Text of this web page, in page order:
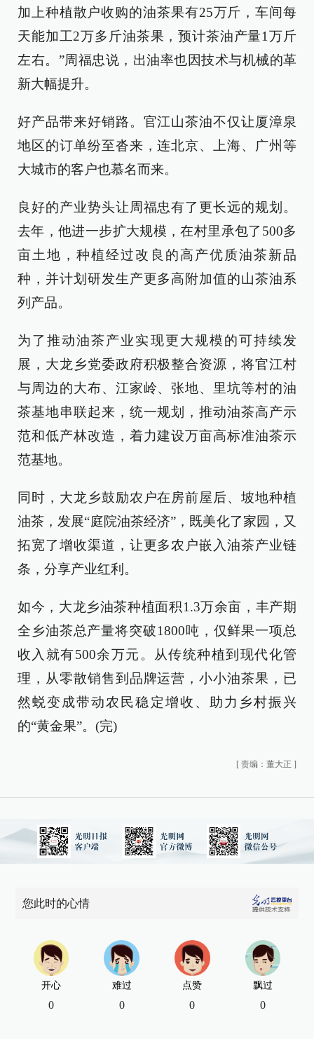
加上种植散户收购的油茶果有25万斤，车间每
天能加工2万多斤油茶果，预计茶油产量1万斤
左右。”周福忠说，出油率也因技术与机械的革
新大幅提升。
好产品带来好销路。官江山茶油不仅让厦漳泉
地区的订单纷至沓来，连北京、上海、广州等
大城市的客户也慕名而来。
良好的产业势头让周福忠有了更长远的规划。
去年，他进一步扩大规模，在村里承包了500多
亩土地，种植经过改良的高产优质油茶新品
种，并计划研发生产更多高附加值的山茶油系
列产品。
为了推动油茶产业实现更大规模的可持续发
展，大龙乡党委政府积极整合资源，将官江村
与周边的大布、江家岭、张地、里坑等村的油
茶基地串联起来，统一规划，推动油茶高产示
范和低产林改造，着力建设万亩高标准油茶示
范基地。
同时，大龙乡鼓励农户在房前屋后、坡地种植
油茶，发展“庭院油茶经济”，既美化了家园，又
拓宽了增收渠道，让更多农户嵌入油茶产业链
条，分享产业红利。
如今，大龙乡油茶种植面积1.3万余亩，丰产期
全乡油茶总产量将突破1800吨，仅鲜果一项总
收入就有500余万元。从传统种植到现代化管
理，从零散销售到品牌运营，小小油茶果，已
然蜕变成带动农民稳定增收、助力乡村振兴
的“黄金果”。(完)
[ 责编：董大正 ]
您此时的心情
开心
0
难过
0
点赞
0
飘过
0